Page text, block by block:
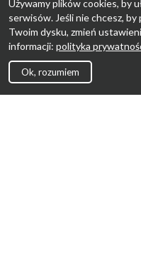
Używamy plików cookies, by
serwisów. Jeśli nie chcesz, by
Twoim dysku, zmień
informacji: polityka
Ok, rozumiem